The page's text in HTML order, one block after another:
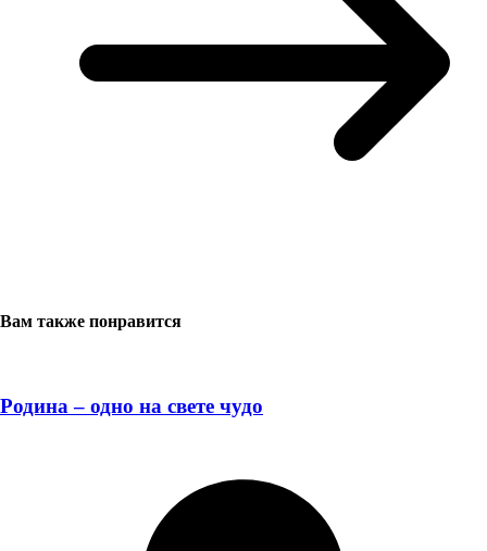
Вам также понравится
Родина – одно на свете чудо